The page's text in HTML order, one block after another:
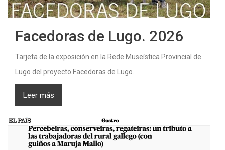
Facedoras de Lugo. 2026
Tarjeta de la exposición en la Rede Museística Provincial de
Lugo del proyecto Facedoras de Lugo.
Leer más